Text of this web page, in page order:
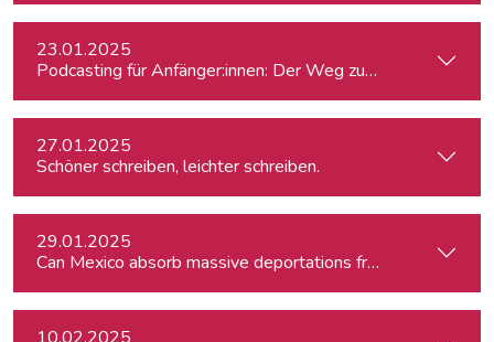
23.01.2025
Podcasting für Anfänger:innen: Der Weg zum eigenen
27.01.2025
Schöner schreiben, leichter schreiben.
29.01.2025
Can Mexico absorb massive deportations from the US?